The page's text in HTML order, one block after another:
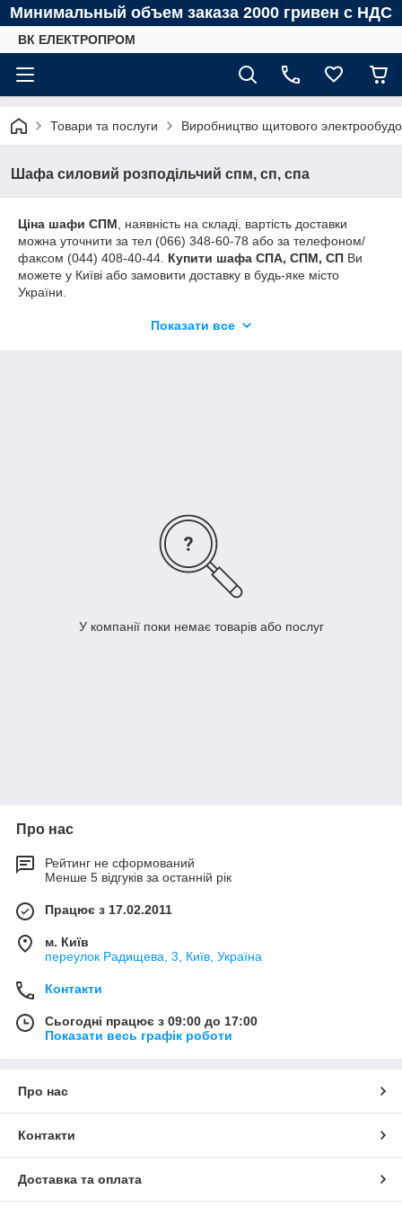
Минимальный объем заказа 2000 гривен с НДС
ВК ЕЛЕКТРОПРОМ
Товари та послуги Виробництво щитового
Шафа силовий розподільчий спм, сп, спа
Ціна шафи СПМ , наявність на складі, вартість доставки
можна уточнити за тел (066) 348-60-78 або за телефоном/
факсом (044) 408-40-44. Купити шафа СПА, СПМ, СП Ви
можете у Київі або замовити доставку в будь-яке місто
України.
опитувальний лист або відправити запит на електронну
Показати все
У компанії поки немає товарів або послуг
Про нас
Рейтинг не сформований
Менше 5 відгуків за останній рік
Працює з 17.02.2011
м. Київ
переулок Радищева, 3, Київ, Україна
Контакти
Сьогодні працює з 09:00 до 17:00
Показати весь графік роботи
Про нас
Контакти
Доставка та оплата